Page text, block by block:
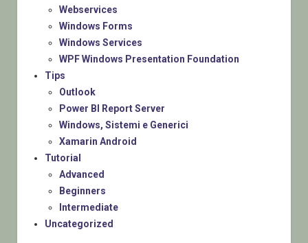
Webservices
Windows Forms
Windows Services
WPF Windows Presentation Foundation
Tips
Outlook
Power BI Report Server
Windows, Sistemi e Generici
Xamarin Android
Tutorial
Advanced
Beginners
Intermediate
Uncategorized